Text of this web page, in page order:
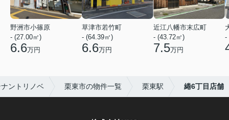
野洲市小篠原
- (27.00㎡)
6.6万円
草津市若竹町
- (64.39㎡)
6.6万円
近江八幡市末広町
- (43.72㎡)
7.5万円
-
ントリノベ 栗東市の物件一覧 栗東駅 綣6丁目店舗